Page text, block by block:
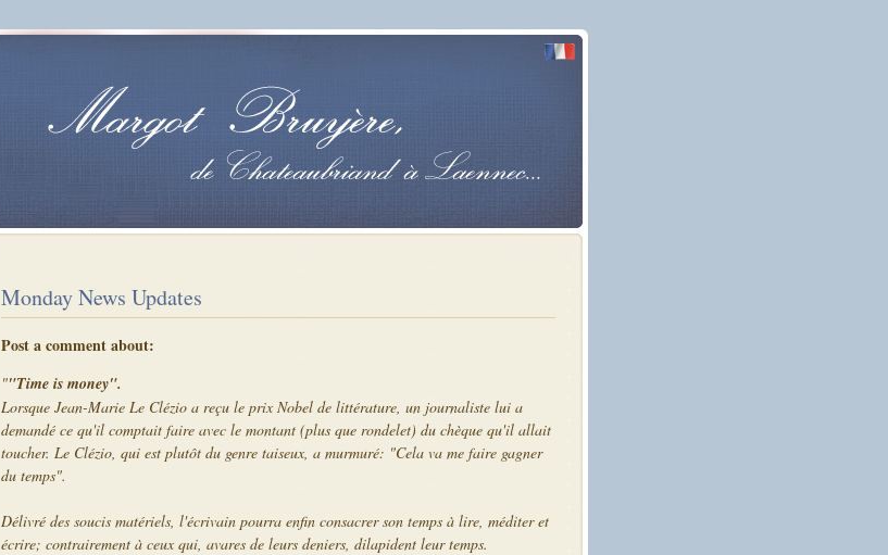
Monday News Updates
Post a comment about:
""Time is money".
Lorsque Jean-Marie Le Clézio a reçu le prix Nobel de littérature, un journaliste lui a
demandé ce qu'il comptait faire avec le montant (plus que rondelet) du chèque qu'il allait
toucher. Le Clézio, qui est plutôt du genre taiseux, a murmuré: "Cela va me faire gagner
du temps".
Délivré des soucis matériels, l'écrivain pourra enfin consacrer son temps à lire, méditer et
écrire; contrairement à ceux qui, avares de leurs deniers, dilapident leur temps.